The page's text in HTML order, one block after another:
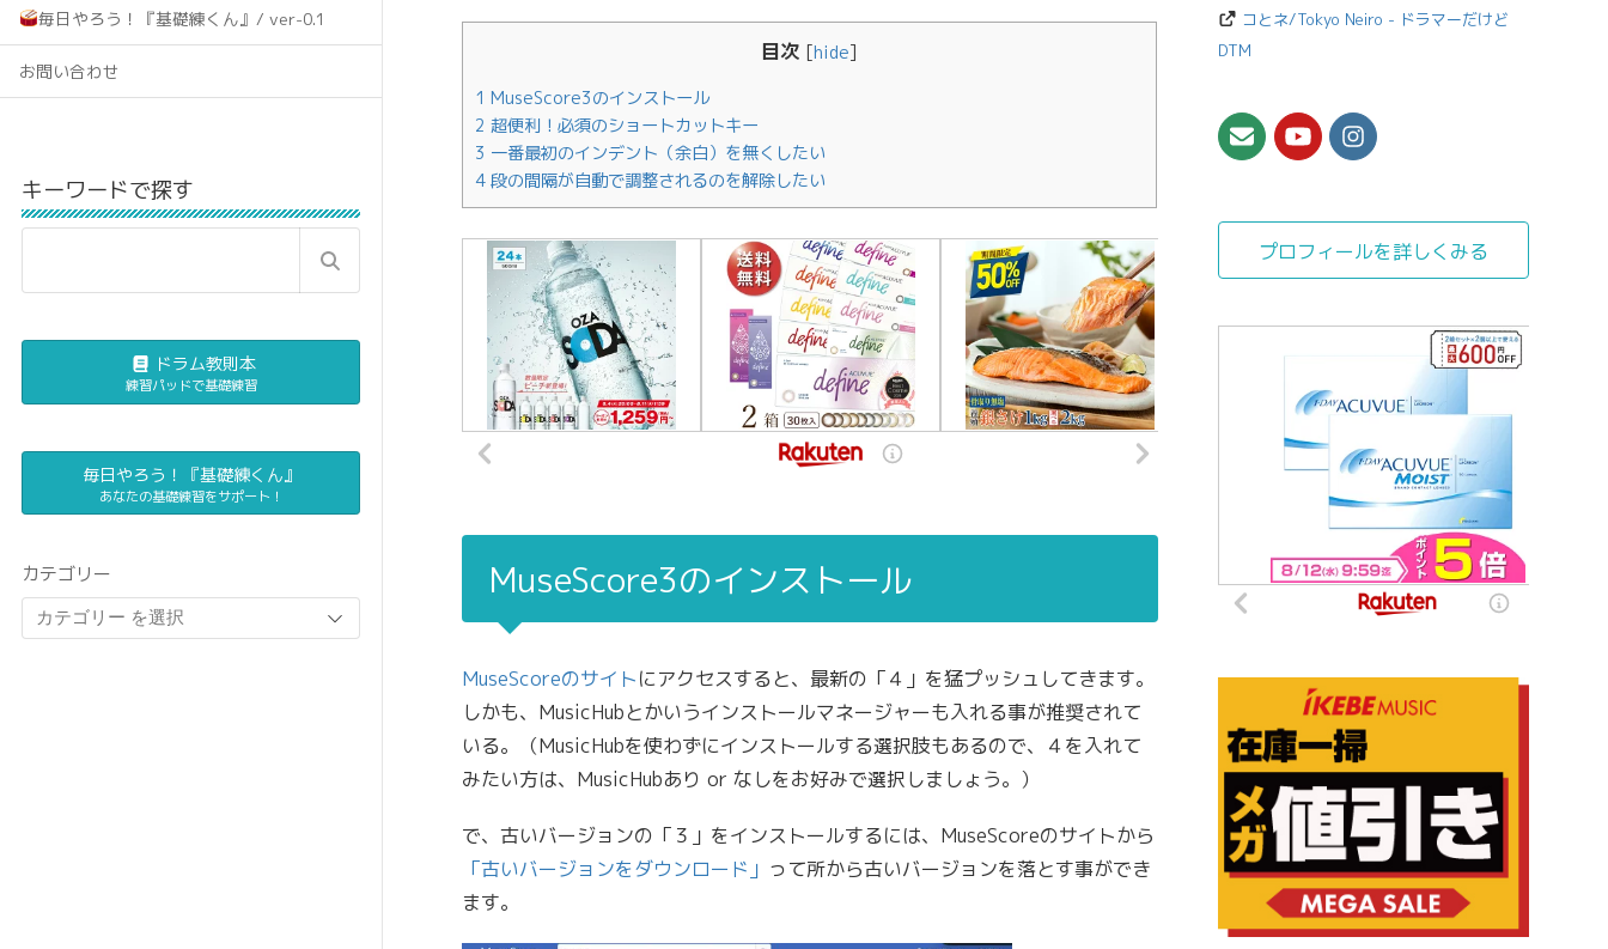
毎日やろう！『基礎練くん』/ ver-0.1
お問い合わせ
キーワードで探す
ドラム教則本
練習パッドで基礎練習
毎日やろう！『基礎練くん』
あなたの基礎練習をサポート！
カテゴリー
目次 [hide]
1 MuseScore3のインストール
2 超便利！必須のショートカットキー
3 一番最初のインデント（余白）を無くしたい
4 段の間隔が自動で調整されるのを解除したい
MuseScore3のインストール
MuseScoreのサイトにアクセスすると、最新の「４」を猛プッシュしてきます。
しかも、MusicHubとかいうインストールマネージャーも入れる事が推奨されて
いる。（MusicHubを使わずにインストールする選択肢もあるので、４を入れて
みたい方は、MusicHubあり or なしをお好みで選択しましょう。）
で、古いバージョンの「３」をインストールするには、MuseScoreのサイトから
「古いバージョンをダウンロード」 って所から古いバージョンを落とす事ができ
ます。
コとネ/Tokyo Neiro - ドラマーだけど
DTM
プロフィールを詳しくみる